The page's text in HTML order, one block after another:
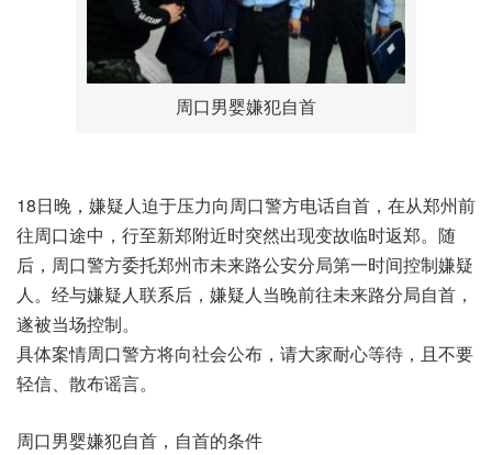
周口男婴嫌犯自首
18日晚，嫌疑人迫于压力向周口警方电话自首，在从郑州前
往周口途中，行至新郑附近时突然出现变故临时返郑。随
后，周口警方委托郑州市未来路公安分局第一时间控制嫌疑
人。经与嫌疑人联系后，嫌疑人当晚前往未来路分局自首，
遂被当场控制。
具体案情周口警方将向社会公布，请大家耐心等待，且不要
轻信、散布谣言。
周口男婴嫌犯自首，自首的条件